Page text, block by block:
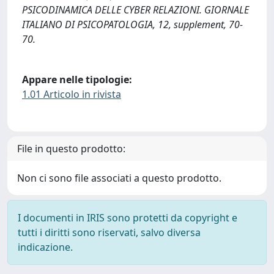
PSICODINAMICA DELLE CYBER RELAZIONI. GIORNALE
ITALIANO DI PSICOPATOLOGIA, 12, supplement, 70-
70.
Appare nelle tipologie:
1.01 Articolo in rivista
File in questo prodotto:
Non ci sono file associati a questo prodotto.
I documenti in IRIS sono protetti da copyright e
tutti i diritti sono riservati, salvo diversa
indicazione.